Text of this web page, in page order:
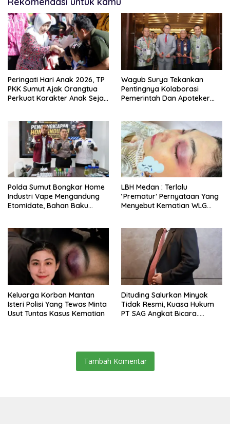
Peringati Hari Anak 2026, TP
PKK Sumut Ajak Orangtua
Perkuat Karakter Anak Sejak
Wagub Surya Tekankan
Pentingnya Kolaborasi
Pemerintah Dan Apoteker
Polda Sumut Bongkar Home
Industri Vape Mengandung
Etomidate, Bahan Baku
LBH Medan : Terlalu
‘Prematur’ Pernyataan Yang
Menyebut Kematian WLG
Keluarga Korban Mantan
Isteri Polisi Yang Tewas Minta
Usut Tuntas Kasus Kematian
Dituding Salurkan Minyak
Tidak Resmi, Kuasa Hukum
PT SAG Angkat Bicara…..
Tambah Komentar